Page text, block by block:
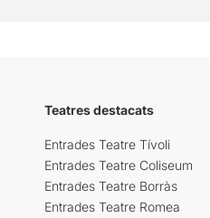
Teatres destacats
Entrades Teatre Tívoli
Entrades Teatre Coliseum
Entrades Teatre Borràs
Entrades Teatre Romea